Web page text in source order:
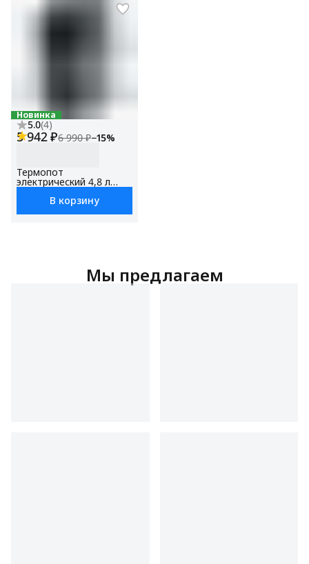
Новинка
5.0(4)
5 942 ₽6 990 ₽−15%
Термопот
электрический 4,8 л
поддержанием
В корзину
Мы предлагаем